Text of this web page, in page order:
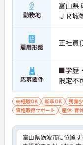
勤務地
富山県
ＪＲ城
雇用形態 正社員
応募要件
■学歴
限定不
未経験OK 新卒OK 残業
資格取得サポート
産休･育
富山県砺波市に位置す